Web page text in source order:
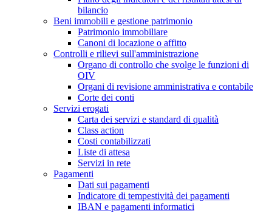
bilancio
Beni immobili e gestione patrimonio
Patrimonio immobiliare
Canoni di locazione o affitto
Controlli e rilievi sull'amministrazione
Organo di controllo che svolge le funzioni di
OIV
Organi di revisione amministrativa e contabile
Corte dei conti
Servizi erogati
Carta dei servizi e standard di qualità
Class action
Costi contabilizzati
Liste di attesa
Servizi in rete
Pagamenti
Dati sui pagamenti
Indicatore di tempestività dei pagamenti
IBAN e pagamenti informatici